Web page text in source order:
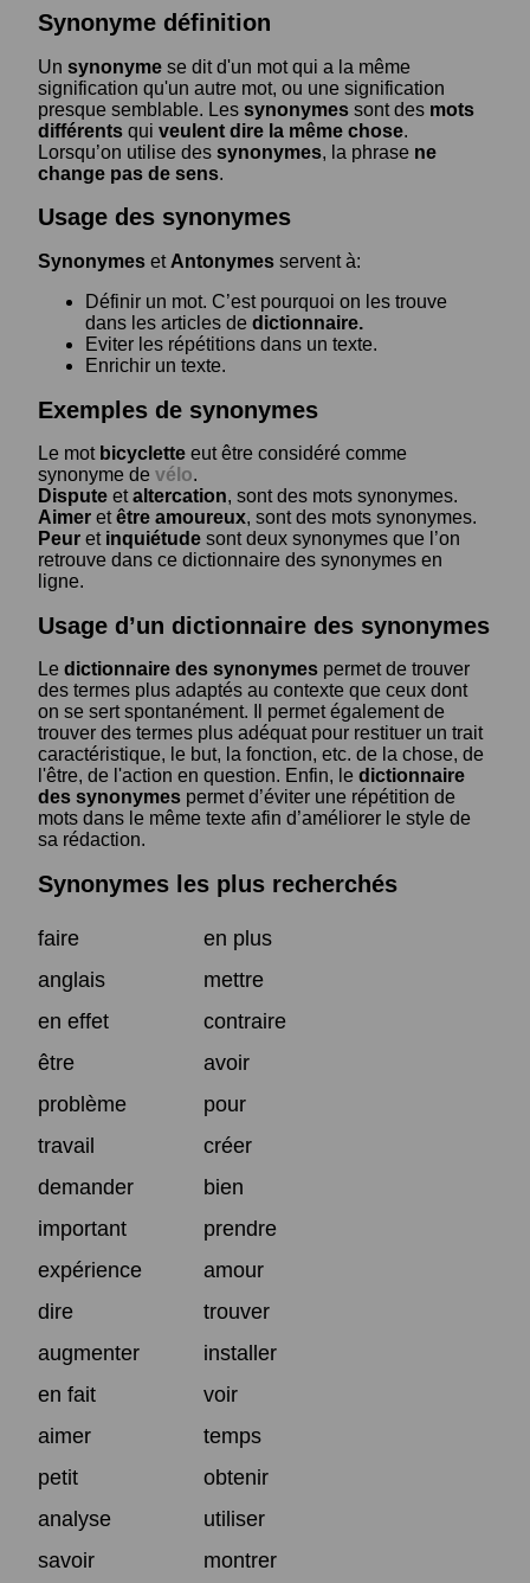
Synonyme définition
Un synonyme se dit d'un mot qui a la même
signification qu'un autre mot, ou une signification
presque semblable. Les synonymes sont des mots
différents qui veulent dire la même chose.
Lorsqu’on utilise des synonymes, la phrase ne
change pas de sens.
Usage des synonymes
Synonymes et Antonymes servent à:
Définir un mot. C’est pourquoi on les trouve
dans les articles de dictionnaire.
Eviter les répétitions dans un texte.
Enrichir un texte.
Exemples de synonymes
Le mot bicyclette eut être considéré comme
synonyme de vélo.
Dispute etaltercation, sont des mots synonymes.
Aimer etêtre amoureux, sont des mots synonymes.
Peur et inquiétude sont deux synonymes que l’on
retrouve dans ce dictionnaire des synonymes en
ligne.
Usage d’un dictionnaire des synonymes
Le dictionnaire des synonymes permet de trouver
des termes plus adaptés au contexte que ceux dont
on se sert spontanément. Il permet également de
trouver des termes plus adéquat pour restituer un trait
caractéristique, le but, la fonction, etc. de la chose, de
l'être, de l'action en question. Enfin, le dictionnaire
des synonymes permet d’éviter une répétition de
mots dans le même texte afin d’améliorer le style de
sa rédaction.
Synonymes les plus recherchés
faire
en plus
anglais
mettre
en effet
contraire
être
avoir
problème
pour
travail
créer
demander
bien
important
prendre
expérience
amour
dire
trouver
augmenter
installer
en fait
voir
aimer
temps
petit
obtenir
analyse
utiliser
savoir
montrer